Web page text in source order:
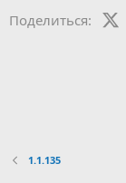
Поделиться:
1.1.135